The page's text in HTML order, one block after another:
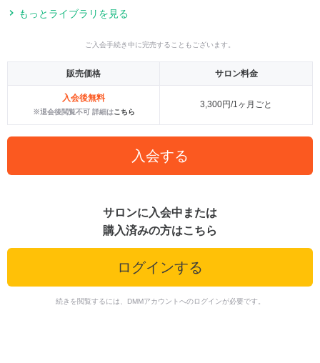
もっとライブラリを見る
ご入会手続き中に完売することもございます。
販売価格 サロン料金
入会後無料
※退会後閲覧不可 詳細はこちら
3,300円/1ヶ月ごと
入会する
サロンに入会中または
購入済みの方はこちら
ログインする
続きを閲覧するには、DMMアカウントへのログインが必要です。